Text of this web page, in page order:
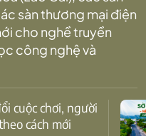
sàn thương mại điện
cho nghề truyền
công nghệ và
cách mới